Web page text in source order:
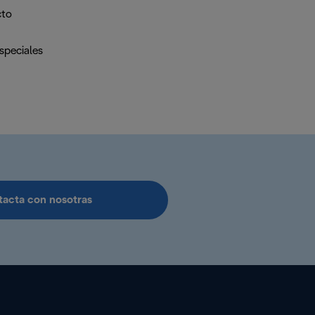
con nosotras